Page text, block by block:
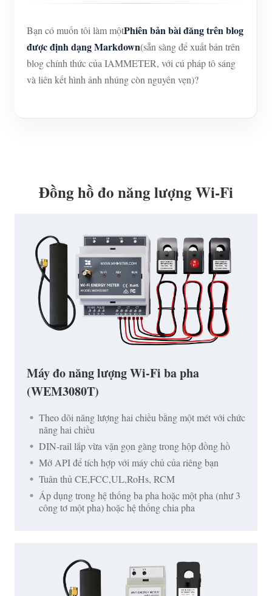
Bạn có muốn tôi làm mộtPhiên bản bài đăng trên blog
được định dạng Markdown(sẵn sàng để xuất bản trên
blog chính thức của IAMMETER, với cú pháp tô sáng
và liên kết hình ảnh nhúng còn nguyên vẹn)?
Đồng hồ đo năng lượng Wi-Fi
Máy đo năng lượng Wi-Fi ba pha
(WEM3080T)
Theo dõi năng lượng hai chiều bằng một mét với chức
năng hai chiều
DIN-rail lắp vừa vặn gọn gàng trong hộp đồng hồ
Mở API để tích hợp với máy chủ của riêng bạn
Tuân thủ CE,FCC,UL,RoHs, RCM
Áp dụng trong hệ thống ba pha hoặc một pha (như 3
công tơ một pha) hoặc hệ thống chia pha